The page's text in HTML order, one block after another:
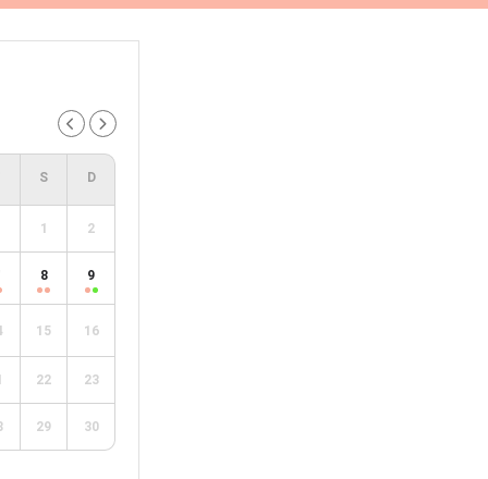
1 2
8 9
15 16
22 23
29 30